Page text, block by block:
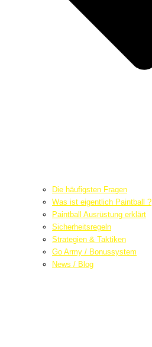
Die häufigsten Fragen
Was ist eigentlich Paintball ?
Paintball Ausrüstung erklärt
Sicherheitsregeln
Strategien & Taktiken
Go Army / Bonussystem
News / Blog